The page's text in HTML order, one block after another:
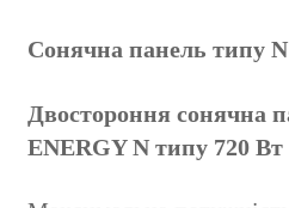
Сонячна панель типу N
Двостороння сонячна
ENERGY N типу 720 Вт